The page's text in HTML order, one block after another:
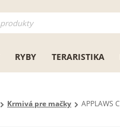
RYBY TERARISTIKA
Krmivá pre mačky APPLAWS